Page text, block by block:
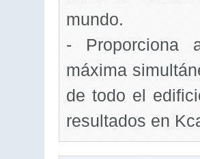
mundo.
- Proporciona
máxima
de todo el
resultados en